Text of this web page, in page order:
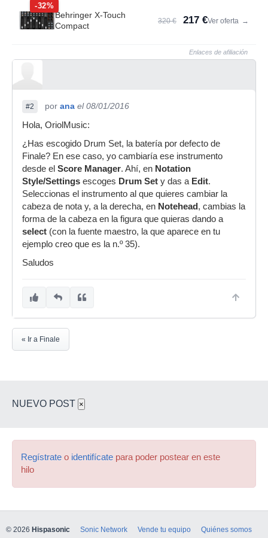
-32%
Behringer X-Touch
Compact
320 € 217 €Ver oferta →
Enlaces de afiliación
#2 por ana el 08/01/2016
Hola, OriolMusic:
¿Has escogido Drum Set, la batería por defecto de
Finale? En ese caso, yo cambiaría ese instrumento
desde el Score Manager. Ahí, en Notation
Style/Settings escoges Drum Set y das a Edit.
Seleccionas el instrumento al que quieres cambiar la
cabeza de nota y, a la derecha, en Notehead , cambias la
forma de la cabeza en la figura que quieras dando a
select (con la fuente maestro, la que aparece en tu
ejemplo creo que es la n.º 35).
Saludos
« Ir a Finale
NUEVO POST ×
Regístrate o identifícate para poder postear en este
hilo
© 2026 Hispasonic Sonic Network Vende tu equipo Quiénes somos